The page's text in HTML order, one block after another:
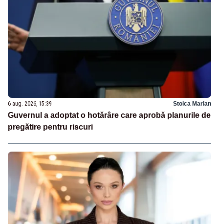
6 aug. 2026, 15:39 Stoica Marian
Guvernul a adoptat o hotărâre care aprobă planurile de
pregătire pentru riscuri